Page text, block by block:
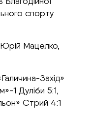
спорту
Юрій Мацелко,
Захід»
1 Дуліби 5:1,
Стрий 4:1